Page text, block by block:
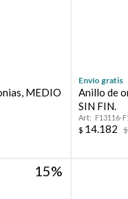
MEDIO
Envío gratis
Anillo de
SIN FIN.
F13116-
$ 14.182 $
15